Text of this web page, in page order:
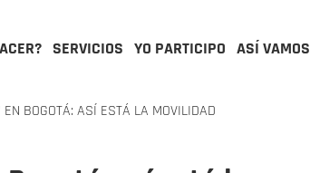
SERVICIOS YO PARTICIPO ASÍ VAMOS
BOGOTÁ: ASÍ ESTÁ LA MOVILIDAD